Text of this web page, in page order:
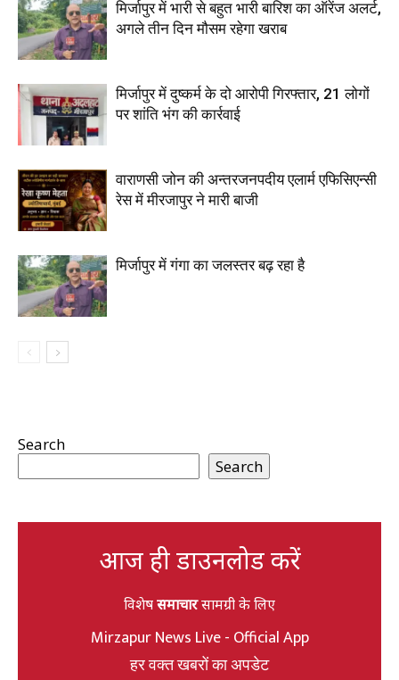
मिर्जापुर में भारी से बहुत भारी बारिश का ऑरेंज अलर्ट,
अगले तीन दिन मौसम रहेगा खराब
मिर्जापुर में दुष्कर्म के दो आरोपी गिरफ्तार, 21 लोगों
पर शांति भंग की कार्रवाई
वाराणसी जोन की अन्तरजनपदीय एलार्म एफिसिएन्सी
रेस में मीरजापुर ने मारी बाजी
मिर्जापुर में गंगा का जलस्तर बढ़ रहा है
Search
Search
आज ही डाउनलोड करें
विशेषसमाचारसामग्री के लिए
Mirzapur News Live - Official App
हर वक्त खबरों का अपडेट